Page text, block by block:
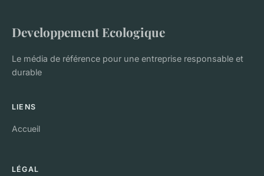
Developpement Ecologique
Le média de référence pour une entreprise responsable et
durable
LIENS
Accueil
LÉGAL